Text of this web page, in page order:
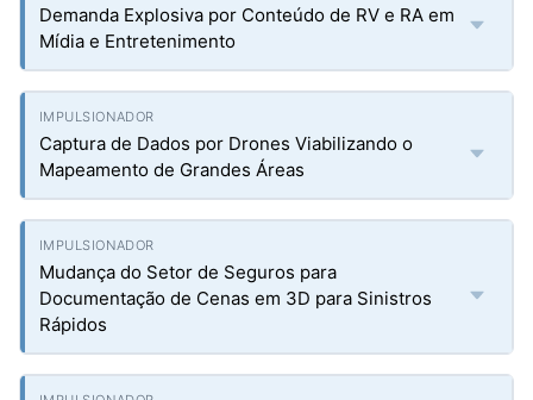
Demanda Explosiva por Conteúdo de RV e RA em
Mídia e Entretenimento
Captura de Dados por Drones Viabilizando o
Mapeamento de Grandes Áreas
Mudança do Setor de Seguros para
Documentação de Cenas em 3D para Sinistros
Rápidos